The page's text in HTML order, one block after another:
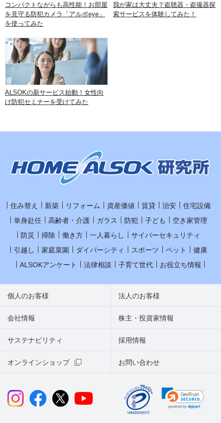
コンパクトながらも高性能！お部屋
を見守る防犯カメラ「アルボeye」
を使ってみた
我が家は大丈夫？盗聴器・盗撮器探
索サービスを体験してみた！
ALSOKの新サービス始動！女性向
け防犯セミナーを受けてみた
住み替え 新築 リフォーム 資産価値 賃貸 治安
住宅設備
単身赴任
高齢者・介護 ガラス 防犯 子ども
空き家管理
防災
掃除 働き方 一人暮らし
サイバーセキュリティ
引越し
家庭菜園 ダイバーシティ スポーツ ペット
健康
ALSOKアンケート
法律相談 子育て世代 お役立ち情報
個人のお客様 法人のお客様
会社情報 株主・投資家情報
サステナビリティ
オンラインショップ お問い合わせ
採用情報